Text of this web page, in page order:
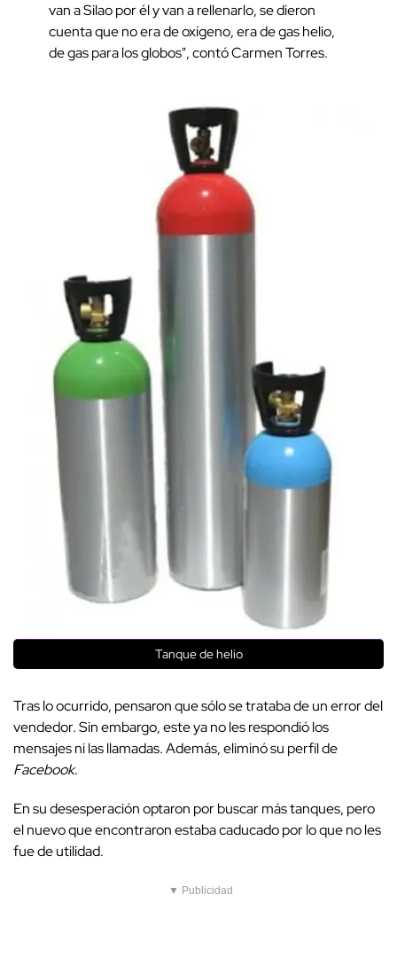
van a Silao por él y van a rellenarlo, se dieron
cuenta que no era de oxígeno, era de gas helio,
de gas para los globos", contó Carmen Torres.
Tanque de helio
Tras lo ocurrido, pensaron que sólo se trataba de un error del
vendedor. Sin embargo, este ya no les respondió los
mensajes ni las llamadas. Además, eliminó su perfil de
Facebook.
En su desesperación optaron por buscar más tanques, pero
el nuevo que encontraron estaba caducado por lo que no les
fue de utilidad.
▼ Publicidad